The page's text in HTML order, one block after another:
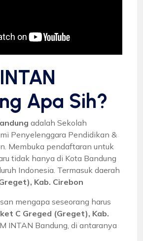
Apa Sih?
adalah Sekolah
Penyelenggara Pendidikan &
Membuka pendaftaran untuk
tidak hanya di Kota Bandung
Indonesia. Termasuk daerah
Kab. Cirebon
mengapa seseorang harus
C Greged (Greget), Kab.
INTAN Bandung, di antaranya